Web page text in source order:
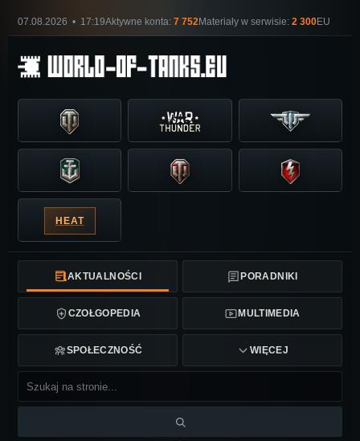
07.08.2026 • 17:19Aktywne konta: 7 752Materiały w serwisie: 2 300EU
HEAT
AKTUALNOŚCI PORADNIKI
CZOŁGOPEDIA MULTIMEDIA
SPOŁECZNOŚĆ WIĘCEJ